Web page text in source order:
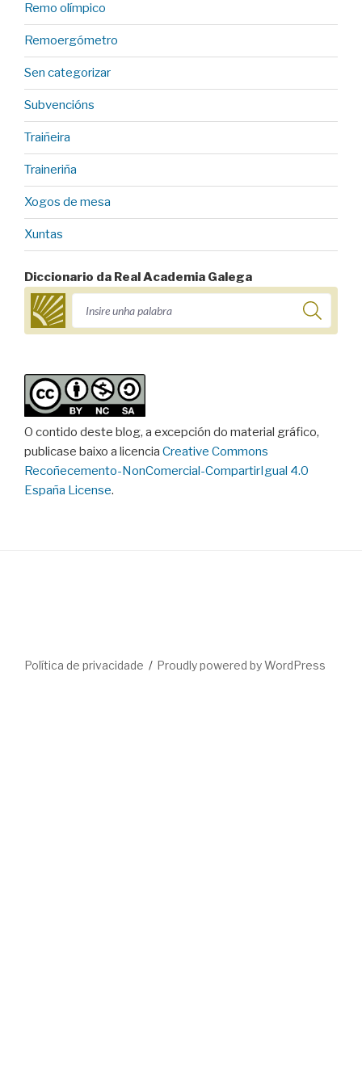
Remo olímpico
Remoergómetro
Sen categorizar
Subvencións
Traiñeira
Traineriña
Xogos de mesa
Xuntas
Diccionario da Real Academia Galega
O contido deste blog, a excepción do material gráfico,
publicase baixo a licencia Creative Commons
Recoñecemento-NonComercial-CompartirIgual 4.0
España License.
Política de privacidade Proudly powered by WordPress